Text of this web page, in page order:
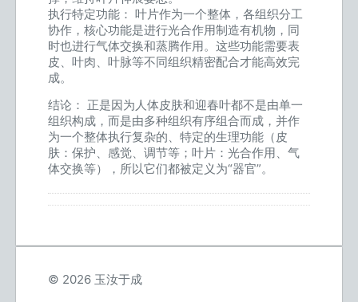
执行特定功能： 叶片作为一个整体，各组织分工
协作，核心功能是进行光合作用制造有机物，同
时也进行气体交换和蒸腾作用。这些功能需要表
皮、叶肉、叶脉等不同组织精密配合才能高效完
成。
结论： 正是因为人体皮肤和迎春叶都不是由单一
组织构成，而是由多种组织有序组合而成，并作
为一个整体执行复杂的、特定的生理功能（皮
肤：保护、感觉、调节等；叶片：光合作用、气
体交换等），所以它们都被定义为“器官”。
© 2026 玉汝于成